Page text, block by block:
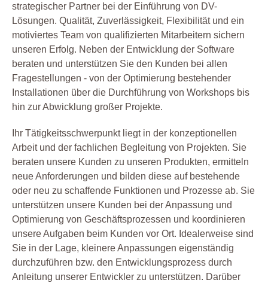
strategischer Partner bei der Einführung von DV-
Lösungen. Qualität, Zuverlässigkeit, Flexibilität und ein
motiviertes Team von qualifizierten Mitarbeitern sichern
unseren Erfolg. Neben der Entwicklung der Software
beraten und unterstützen Sie den Kunden bei allen
Fragestellungen - von der Optimierung bestehender
Installationen über die Durchführung von Workshops bis
hin zur Abwicklung großer Projekte.
Ihr Tätigkeitsschwerpunkt liegt in der konzeptionellen
Arbeit und der fachlichen Begleitung von Projekten. Sie
beraten unsere Kunden zu unseren Produkten, ermitteln
neue Anforderungen und bilden diese auf bestehende
oder neu zu schaffende Funktionen und Prozesse ab. Sie
unterstützen unsere Kunden bei der Anpassung und
Optimierung von Geschäftsprozessen und koordinieren
unsere Aufgaben beim Kunden vor Ort. Idealerweise sind
Sie in der Lage, kleinere Anpassungen eigenständig
durchzuführen bzw. den Entwicklungsprozess durch
Anleitung unserer Entwickler zu unterstützen. Darüber